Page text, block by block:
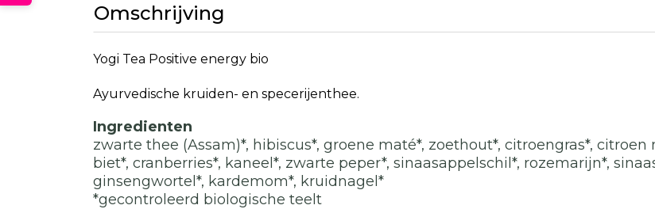
Omschrijving
Yogi Tea Positive energy bio
Ayurvedische kruiden- en specerijenthee.
Ingredienten
zwarte thee (Assam)*, hibiscus*, groene maté*, zoethout*, citroengras*,
biet*, cranberries*, kaneel*, zwarte peper*, sinaasappelschil*, rozemarijn*,
ginsengwortel*, kardemom*, kruidnagel*
*gecontroleerd biologische teelt